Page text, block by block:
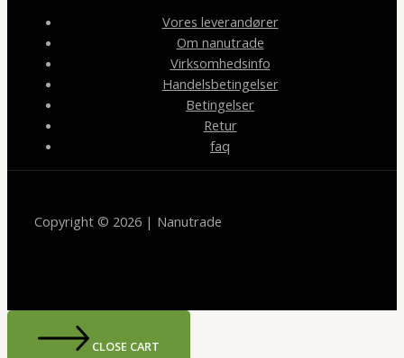
Vores leverandører
Om nanutrade
Virksomhedsinfo
Handelsbetingelser
Betingelser
Retur
faq
Copyright © 2026 | Nanutrade
CLOSE CART